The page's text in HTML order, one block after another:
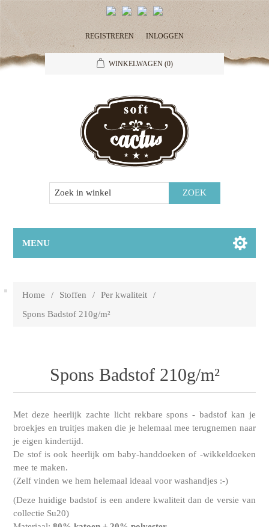
REGISTREREN INLOGGEN
WINKELWAGEN (0)
MENU
Home / Stoffen / Per kwaliteit
/
Spons Badstof 210g/m²
Spons Badstof 210g/m²
Met deze heerlijk zachte licht rekbare spons - badstof kan je
broekjes en truitjes maken die je helemaal mee terugnemen naar
je eigen kindertijd.
De stof is ook heerlijk om baby-handdoeken of -wikkeldoeken
mee te maken.
(Zelf vinden we hem helemaal ideaal voor washandjes :-)
(Deze huidige badstof is een andere kwaliteit dan de versie van
collectie Su20)